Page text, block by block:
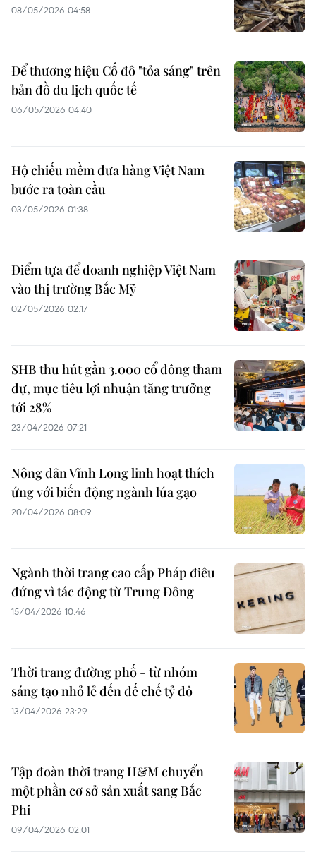
08/05/2026 04:58
Để thương hiệu Cố đô "tỏa sáng" trên
bản đồ du lịch quốc tế
06/05/2026 04:40
Hộ chiếu mềm đưa hàng Việt Nam
bước ra toàn cầu
03/05/2026 01:38
Điểm tựa để doanh nghiệp Việt Nam
vào thị trường Bắc Mỹ
02/05/2026 02:17
SHB thu hút gần 3.000 cổ đông tham
dự, mục tiêu lợi nhuận tăng trưởng
tới 28%
23/04/2026 07:21
Nông dân Vĩnh Long linh hoạt thích
ứng với biến động ngành lúa gạo
20/04/2026 08:09
Ngành thời trang cao cấp Pháp điêu
đứng vì tác động từ Trung Đông
15/04/2026 10:46
Thời trang đường phố - từ nhóm
sáng tạo nhỏ lẻ đến đế chế tỷ đô
13/04/2026 23:29
Tập đoàn thời trang H&M chuyển
một phần cơ sở sản xuất sang Bắc
Phi
09/04/2026 02:01